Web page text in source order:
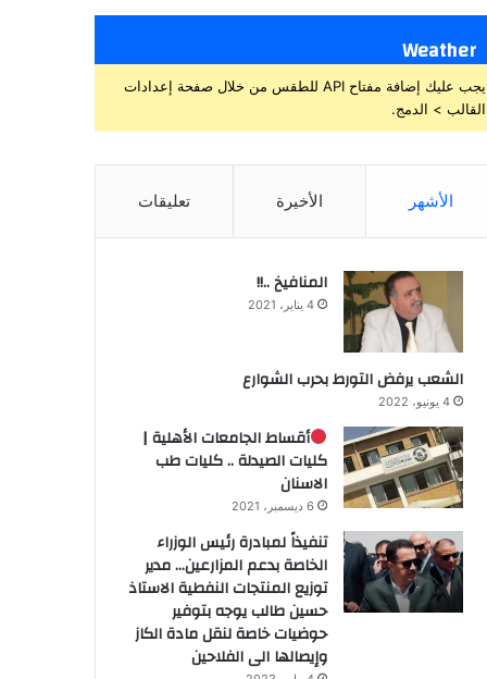
Weather
يجب عليك إضافة مفتاح API للطقس من خلال صفحة إعدادات
القالب > الدمج.
الأشهر الأخيرة تعليقات
المنافيخ ..!!
4 يناير، 2021
الشعب يرفض التورط بحرب الشوارع
4 يونيو، 2022
أقساط الجامعات الأهلية |
كليات الصيدلة .. كليات طب
الاسنان
6 ديسمبر، 2021
تنفيذاً لمبادرة رئيس الوزراء
الخاصة بدعم المزارعين… مدير
توزيع المنتجات النفطية الاستاذ
حسين طالب يوجه بتوفير
حوضيات خاصة لنقل مادة الكاز
وإيصالها الى الفلاحين